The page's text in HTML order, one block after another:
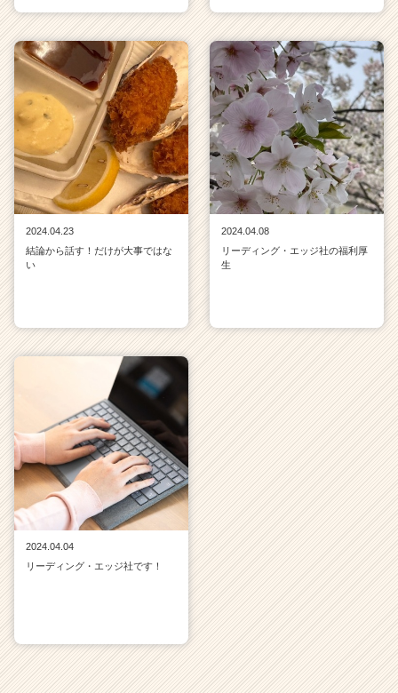
2024.04.23
結論から話す！だけが大事ではな
い
2024.04.08
リーディング・エッジ社の福利厚
生
2024.04.04
リーディング・エッジ社です！